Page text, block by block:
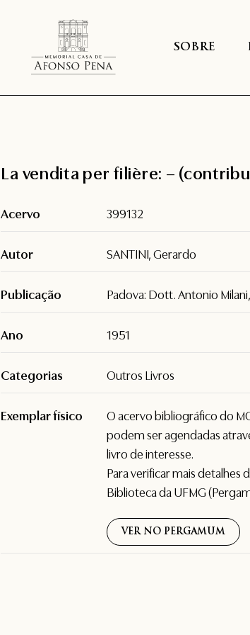
SOBRE
La vendita per filière: –
Acervo 399132
Autor SANTINI, Gerardo
Publicação Padova: Dott. Antonio
Ano 1951
Categorias Outros Livros
Exemplar físico
O acervo bibliográfico do
podem ser agendadas
livro de interesse.
Para verificar mais detalhes
Biblioteca da UFMG
VER NO PERGAMUM